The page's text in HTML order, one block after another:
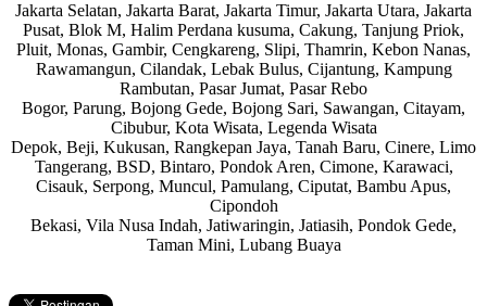
Jakarta Selatan, Jakarta Barat, Jakarta Timur, Jakarta Utara, Jakarta
Pusat, Blok M, Halim Perdana kusuma, Cakung, Tanjung Priok,
Pluit, Monas, Gambir, Cengkareng, Slipi, Thamrin, Kebon Nanas,
Rawamangun, Cilandak, Lebak Bulus, Cijantung, Kampung
Rambutan, Pasar Jumat, Pasar Rebo
Bogor, Parung, Bojong Gede, Bojong Sari, Sawangan, Citayam,
Cibubur, Kota Wisata, Legenda Wisata
Depok, Beji, Kukusan, Rangkepan Jaya, Tanah Baru, Cinere, Limo
Tangerang, BSD, Bintaro, Pondok Aren, Cimone, Karawaci,
Cisauk, Serpong, Muncul, Pamulang, Ciputat, Bambu Apus,
Cipondoh
Bekasi, Vila Nusa Indah, Jatiwaringin, Jatiasih, Pondok Gede,
Taman Mini, Lubang Buaya